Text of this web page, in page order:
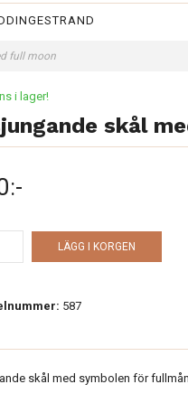
full moon
i lager!
skål
LÄGG I KORGEN
587
skål med symbolen för